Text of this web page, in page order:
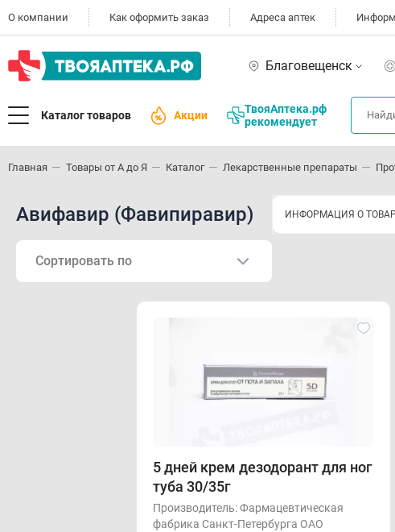
О компании Как оформить заказ Адреса аптек
Благовещенск
Каталог товаров Акции
ТвояАптека.рф
рекомендует
Главная Товары от А до Я Каталог Лекарственные препараты
Авифавир (Фавипиравир) ИНФОРМАЦИЯ О
Сортировать по
5 дней крем дезодорант для ног
туба 30/35г
Производитель:Фармацевтическая
фабрика Санкт-Петербурга ОАО